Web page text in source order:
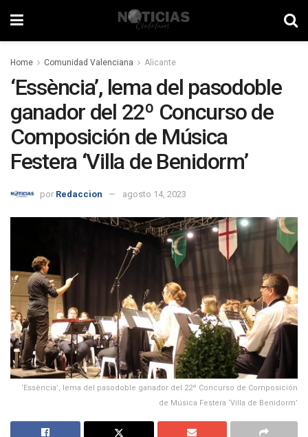
Home Comunidad Valenciana Alicante
‘Essència’, lema del pasodoble
ganador del 22º Concurso de
Composición de Música
Festera ‘Villa de Benidorm’
por Redaccion agosto 14, 2023
‘Essència’, lema del pasodoble ganador del 22º Concurso de Composición
de Música Festera ‘Villa de Benidorm’